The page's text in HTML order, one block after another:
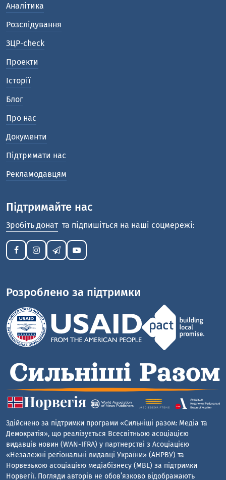
Аналітика
Розслідування
ЗЦР-check
Проекти
Історії
Блог
Про нас
Документи
Підтримати нас
Рекламодавцям
Підтримайте нас
Зробіть донат та підпишіться на наші соцмережі:
Розроблено за підтримки
Здійснено за підтримки програми «Сильніші разом: Медіа та
Демократія», що реалізується Всесвітньою асоціацією
видавців новин (WAN-IFRA) у партнерстві з Асоціацією
«Незалежні регіональні видавці України» (АНРВУ) та
Норвезькою асоціацією медіабізнесу (MBL) за підтримки
Норвегії. Погляди авторів не обов’язково відображають